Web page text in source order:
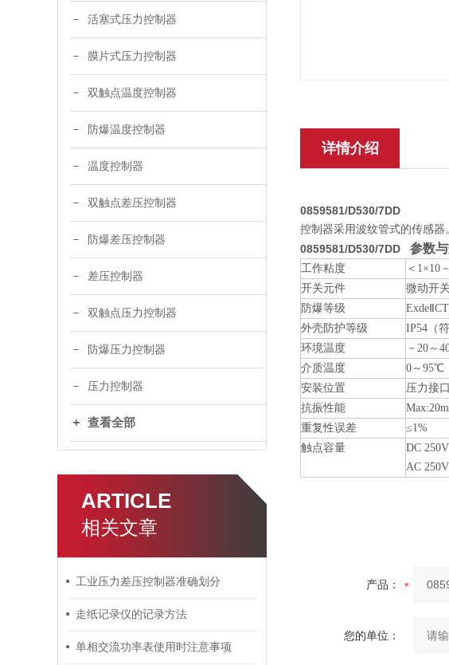
活塞式压力控制器
膜片式压力控制器
双触点温度控制器
防爆温度控制器
温度控制器
双触点差压控制器
防爆差压控制器
差压控制器
双触点压力控制器
防爆压力控制器
压力控制器
查看全部
ARTICLE
相关文章
工业压力差压控制器准确划分
走纸记录仪的记录方法
单相交流功率表使用时注意事项
详情介绍
0859581/D530/7DD
控制器采用波纹管式的传感
0859581/D530/7DD 参数与
工作粘度
＜1×10
开关元件
微动开关
防爆等级
外壳防护等级
IP54（
环境温度
－20～
介质温度
0～95℃
安装位置
压力接
抗振性能
重复性误差
≤1%
触点容量
DC
AC
产品：
您的单位：